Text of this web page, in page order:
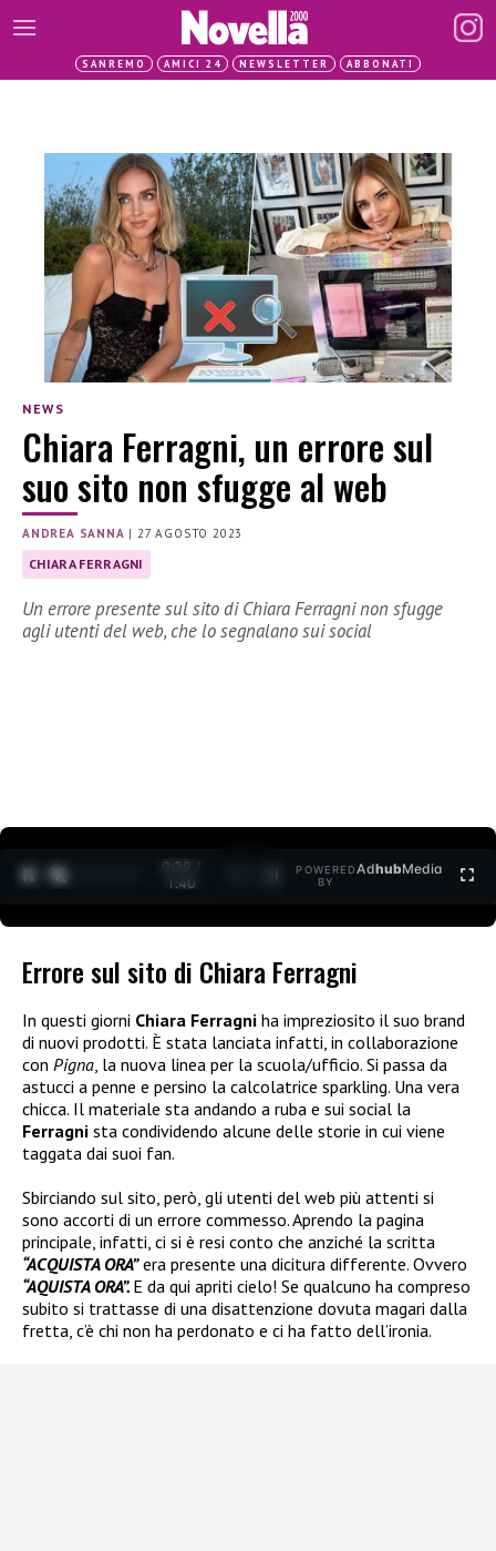
SANREMO AMICI 24 NEWSLETTER ABBONATI
NEWS
Chiara Ferragni, un errore sul
suo sito non sfugge al web
ANDREA SANNA |27 AGOSTO 2023
CHIARA FERRAGNI
Un errore presente sul sito di Chiara Ferragni non sfugge
agli utenti del web, che lo segnalano sui social
0:30 /
1:40
POWERED
BY
AdhubMedia
Errore sul sito di Chiara Ferragni
In questi giorni Chiara Ferragni ha impreziosito il suo brand
di nuovi prodotti. È stata lanciata infatti, in collaborazione
con Pigna, la nuova linea per la scuola/ufficio. Si passa da
astucci a penne e persino la calcolatrice sparkling. Una vera
chicca. Il materiale sta andando a ruba e sui social la
Ferragni sta condividendo alcune delle storie in cui viene
taggata dai suoi fan.
Sbirciando sul sito, però, gli utenti del web più attenti si
sono accorti di un errore commesso. Aprendo la pagina
principale, infatti, ci si è resi conto che anziché la scritta
“ACQUISTA ORA”era presente una dicitura differente. Ovvero
“AQUISTA ORA”. E da qui apriti cielo! Se qualcuno ha compreso
subito si trattasse di una disattenzione dovuta magari dalla
fretta, c’è chi non ha perdonato e ci ha fatto dell’ironia.